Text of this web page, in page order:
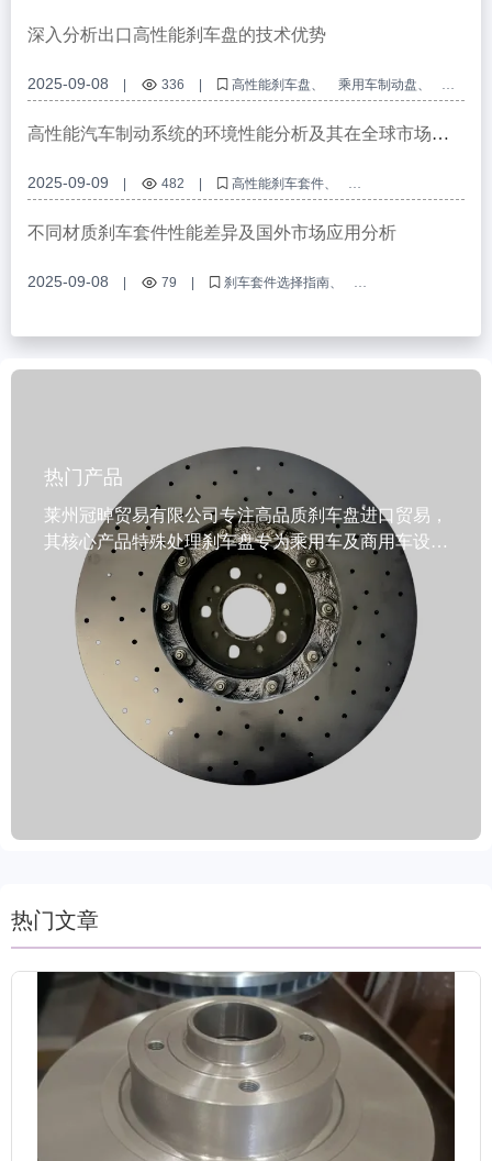
深入分析出口高性能刹车盘的技术优势
2025-09-08 336 高性能刹车盘
乘用车制动盘
商用车刹车盘
IATF TS16949认证 E-MARK R90认证
高性能汽车制动系统的环境性能分析及其在全球市场的
2025-09-09 482
高性能刹车套件
汽车制动系统认证
汽车制动系统使用寿命
环保型汽车配件
汽车零部件市场趋势
不同材质刹车套件性能差异及国外市场应用分析
2025-09-08 79
刹车套件选择指南
热门产品
莱州冠晫贸易有限公司专注高品质刹车盘进口贸易，
其核心产品特殊处理刹车盘专为乘用车及商用车设
计，采用高强度灰铸铁材料（如GG20、G3000），
经先进热处理工艺提升耐磨性与制动稳定性，确保在
重载工况下依然可靠运行。产品通过VCA COP审核
与EMARK认证，符合IATF TS16949国际质量标准，
具备动态平衡检测、精准定位孔及多重防锈处理（油
封/涂装），有效延长使用寿命并降低维护成本。机
械加工采用精密车削与磨削工艺，保证尺寸一致性与
表面光洁度，适配多种车型需求。支持定制品牌标签
与包装方案，满足全球B2B客户多样化采购要求。交
热门文章